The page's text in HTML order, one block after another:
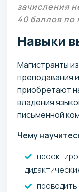
зачисления
40 баллов по
Навыки
Магистранты
преподавания
приобретают
владения
письменной
Чему